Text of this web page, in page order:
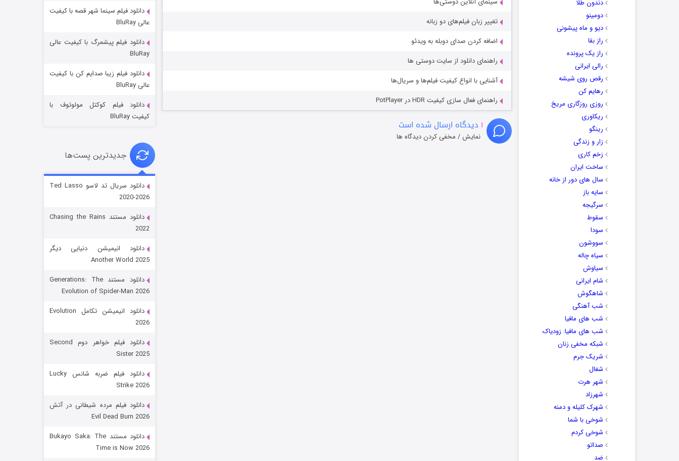
دندون طلا
دومینو
دیو و ماه پیشونی
راز بقا
راز یک پرونده
رالی ایرانی
رقص روی شیشه
رهایم کن
روزی روزگاری مریخ
ریکاوری
رینگو
زار و زندگی
زخم کاری
ساخت ایران
سال های دور از خانه
سایه باز
سرگیجه
سقوط
سودا
سووشون
سیاه چاله
سیاوش
شام ایرانی
شاهگوش
شب آهنگی
شب های مافیا
شب های مافیا: زودیاک
شبکه مخفی زنان
شریک جرم
شغال
شهر هرت
شهرزاد
شهرک کلیله و دمنه
شوخی با شما
شوخی کردم
صداتو
ضد
تغییر زبان فیلم‌های دو زبانه
اضافه کردن صدای دوبله به ویدئو
راهنمای دانلود از سایت دوستی ها
آشنایی با انواع کیفیت فیلم‌ها و سریال‌ها
راهنمای فعال سازی کیفیت HDR در PotPlayer
۱ دیدگاه ارسال شده است
نمایش / مخفی کردن دیدگاه ها
جادوگری در مغولستان
قسمت
رویایی برای تو
قسمت
دانلود فیلم سینما شهر قصه با کیفیت
عالی BluRay
دانلود فیلم پیشمرگ با کیفیت عالی
BluRay
دانلود فیلم زیبا صدایم کن با کیفیت
عالی BluRay
دانلود فیلم کوکتل مولوتوف با
کیفیت BluRay
جدیدترین پست‌ها
دانلود سریال تد لاسو Ted Lasso
2020-2026
دانلود مستند Chasing the Rains
2022
دانلود انیمیشن دنیایی دیگر
Another World 2025
دانلود مستند Generations: The
Evolution of Spider-Man 2026
دانلود انیمیشن تکامل Evolution
2026
دانلود فیلم خواهر دوم Second
Sister 2025
دانلود فیلم ضربه شانس Lucky
Strike 2026
دانلود فیلم مرده شیطانی در آتش
Evil Dead Burn 2026
دانلود مستند Bukayo Saka: The
Time is Now 2026